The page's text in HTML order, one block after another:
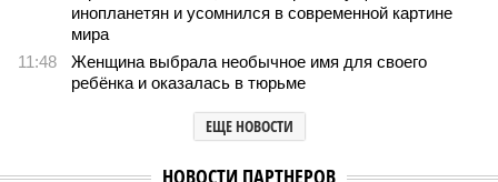
Земля уже не раз показывала человечеству свой крутой нрав – когда
покажет снова? (фото: АР-ТАСС)
Природа постоянно вступает в противоречие с нами. Ведь пока
она стремится всё на планете держать в балансе, человечество
не особенно церемонится с окружающей средой. Самые